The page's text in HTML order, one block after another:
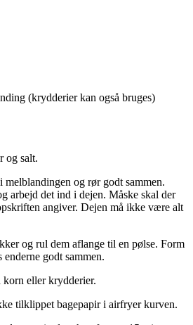
(krydderier kan også bruges)
og salt.
og rør godt sammen.
arbejd det ind i dejen. Måske skal der
angiver. Dejen må ikke være alt
og rul dem aflange til en pølse. Form
godt sammen.
korn eller krydderier.
tilklippet bagepapir i airfryer kurven.